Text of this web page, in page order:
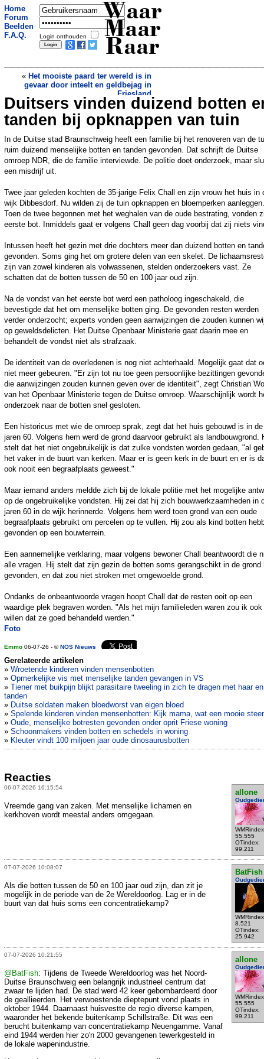
Home
Forum
Beelden
F.A.Q.
Login onthouden
Waar
Maar
Raar
« Het mooiste paard ter wereld is in
gevaar door inteelt en geldbejag in
Friesland
14-jarige Hamza terroriseert Parijs, al
ziet zijn vader dat anders»
Duitsers vinden duizend botten
tanden bij opknappen van tuin
In de Duitse stad Braunschweig heeft een familie bij het renoveren van de
ruim duizend menselijke botten en tanden gevonden. Dat schrijft de Duitse
omroep NDR, die de familie interviewde. De politie doet onderzoek, maar
een misdrijf uit.
Twee jaar geleden kochten de 35-jarige Felix Chall en zijn vrouw het huis in
wijk Dibbesdorf. Nu wilden zij de tuin opknappen en bloemperken aanleggen.
Toen de twee begonnen met het weghalen van de oude bestrating, vonden
eerste bot. Inmiddels gaat er volgens Chall geen dag voorbij dat zij niets
Intussen heeft het gezin met drie dochters meer dan duizend botten en
gevonden. Soms ging het om grotere delen van een skelet. De
zijn van zowel kinderen als volwassenen, stelden onderzoekers vast. Ze
schatten dat de botten tussen de 50 en 100 jaar oud zijn.
Na de vondst van het eerste bot werd een patholoog ingeschakeld, die
bevestigde dat het om menselijke botten ging. De gevonden resten werden
verder onderzocht; experts vonden geen aanwijzingen die zouden kunnen
op geweldsdelicten. Het Duitse Openbaar Ministerie gaat daarin mee en
behandelt de vondst niet als strafzaak.
De identiteit van de overledenen is nog niet achterhaald. Mogelijk gaat dat
niet meer gebeuren. "Er zijn tot nu toe geen persoonlijke bezittingen
die aanwijzingen zouden kunnen geven over de identiteit", zegt Christian
van het Openbaar Ministerie tegen de Duitse omroep. Waarschijnlijk wordt
onderzoek naar de botten snel gesloten.
Een historicus met wie de omroep sprak, zegt dat het huis gebouwd is in de
jaren 60. Volgens hem werd de grond daarvoor gebruikt als landbouwgrond.
stelt dat het niet ongebruikelijk is dat zulke vondsten worden gedaan, "al
het vaker in de buurt van kerken. Maar er is geen kerk in de buurt en er is
ook nooit een begraafplaats geweest."
Maar iemand anders meldde zich bij de lokale politie met het mogelijke
op de ongebruikelijke vondsten. Hij zei dat hij zich bouwwerkzaamheden in
jaren 60 in de wijk herinnerde. Volgens hem werd toen grond van een oude
begraafplaats gebruikt om percelen op te vullen. Hij zou als kind botten
gevonden op een bouwterrein.
Een aannemelijke verklaring, maar volgens bewoner Chall beantwoordt die
alle vragen. Hij stelt dat zijn gezin de botten soms gerangschikt in de grond
gevonden, en dat zou niet stroken met omgewoelde grond.
Ondanks de onbeantwoorde vragen hoopt Chall dat de resten ooit op een
waardige plek begraven worden. "Als het mijn familieleden waren zou ik ook
willen dat ze goed behandeld werden."
Foto
Emmo 06-07-26 - ©NOS Nieuws
Gerelateerde artikelen
» Wroetende kinderen vinden mensenbotten
» Opmerkelijke vis met menselijke tanden gevangen in VS
» Tiener met buikpijn blijkt parasitaire tweeling in zich te dragen met haar en
tanden
» Duitse soldaten maken bloedworst van eigen bloed
» Spelende kinderen vinden mensenbotten: Kijk mama, wat een mooie
» Oude, menselijke botresten gevonden onder oprit Friese woning
» Schoonmakers vinden botten en schedels in woning
» Kleuter vindt 100 miljoen jaar oude dinosaurusbotten
Reacties
06-07-2026 16:15:54
allone
55.555
OTindex:
99.211
Vreemde gang van zaken. Met menselijke lichamen en
kerkhoven wordt meestal anders omgegaan.
07-07-2026 10:08:07
BatFish
8.521
OTindex:
25.942
Als die botten tussen de 50 en 100 jaar oud zijn, dan zit je
mogelijk in de periode van de 2e Wereldoorlog. Lag er in de
buurt van dat huis soms een concentratiekamp?
07-07-2026 10:21:55
allone
55.555
OTindex:
99.211
@BatFish: Tijdens de Tweede Wereldoorlog was het Noord-
Duitse Braunschweig een belangrijk industrieel centrum dat
zwaar te lijden had. De stad werd 42 keer gebombardeerd door
de geallieerden. Het verwoestende dieptepunt vond plaats in
oktober 1944. Daarnaast huisvestte de regio diverse kampen,
waaronder het bekende buitenkamp Schillstraße. Dit was een
berucht buitenkamp van concentratiekamp Neuengamme. Vanaf
eind 1944 werden hier zo'n 2000 gevangenen tewerkgesteld in
de lokale wapenindustrie.